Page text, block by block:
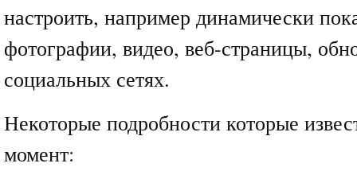
настроить, например динамически
фотографии, видео, веб-страницы,
социальных сетях.
Некоторые подробности которые
момент: